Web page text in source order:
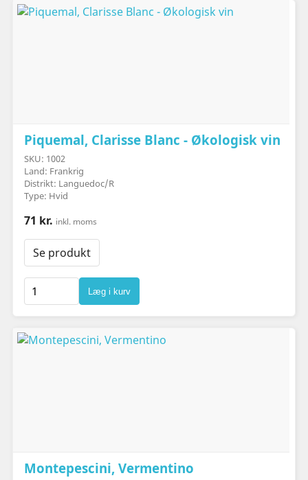
Piquemal, Clarisse Blanc - Økologisk vin
SKU: 1002
Land: Frankrig
Distrikt: Languedoc/R
Type: Hvid
71 kr. inkl. moms
Se produkt
Læg i kurv
Montepescini, Vermentino